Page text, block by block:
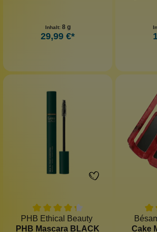
Inhalt: 8 g
29,99 €*
PHB Ethical Beauty
PHB Mascara BLACK
Cake